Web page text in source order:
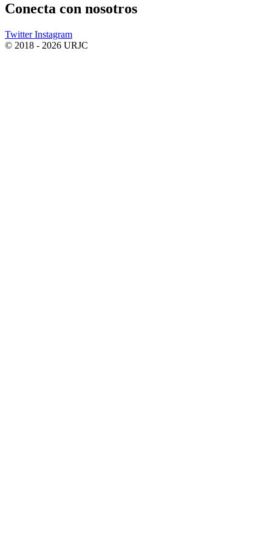
Conecta con nosotros
Twitter Instagram
© 2018 - 2026 URJC